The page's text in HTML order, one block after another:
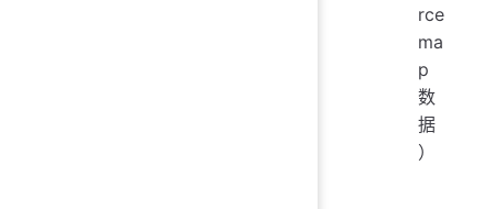
rce
ma
p
数
据
）